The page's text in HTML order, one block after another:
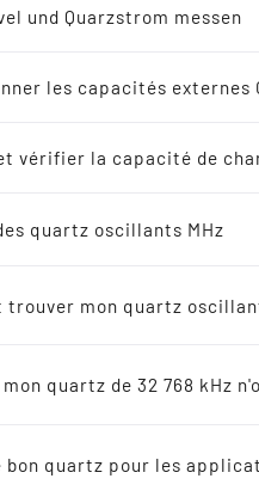
kHz Solutions
und Quarzstrom messen
les capacités externes
vérifier la capacité de
quartz oscillants MHz
trouver mon quartz
quartz de 32 768 kHz
bon quartz pour les
Quartzs,
Vous cherchez àBerne
Alors vous êtes à la
filtres en SMD SPXO à
Berne relativement